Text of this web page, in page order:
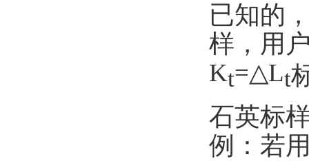
已知的
样，用
Kt=△Lt
石英标
例：若